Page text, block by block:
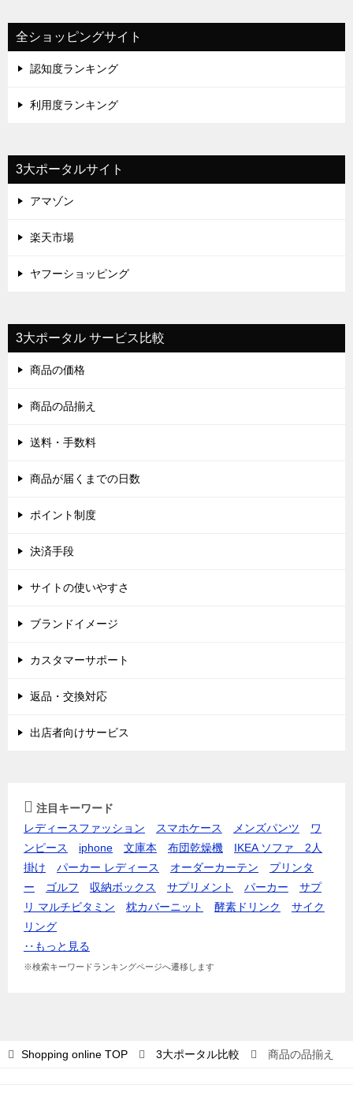
全ショッピングサイト
認知度ランキング
利用度ランキング
3大ポータルサイト
アマゾン
楽天市場
ヤフーショッピング
3大ポータル サービス比較
商品の価格
商品の品揃え
送料・手数料
商品が届くまでの日数
ポイント制度
決済手段
サイトの使いやすさ
ブランドイメージ
カスタマーサポート
返品・交換対応
出店者向けサービス
注目キーワード
レディースファッション
スマホケース メンズパンツ
ワ
ンピース
iphone 文庫本 布団乾燥機
IKEA ソファ 2人
掛け
パーカー レディース オーダーカーテン
プリンタ
ー
ゴルフ 収納ボックス サプリメント パーカー
サプ
リ マルチビタミン
枕カバーニット 酵素ドリンク
サイク
リング
‥もっと見る
※検索キーワードランキングページへ遷移します
Shopping online TOP 3大ポータル比較 商品の品揃え